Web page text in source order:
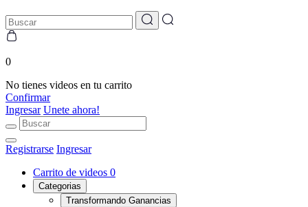
0
No tienes videos en tu carrito
Confirmar
Ingresar Unete ahora!
Registrarse Ingresar
Carrito de videos 0
Categorias
Transformando Ganancias